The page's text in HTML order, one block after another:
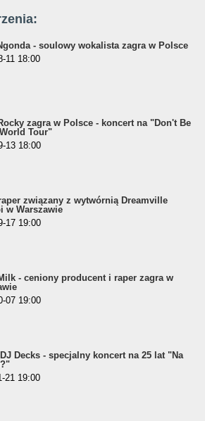
- soulowy wokalista zagra w Polsce
11 18:00
zagra w Polsce - koncert na "Don't Be
Tour"
13 18:00
związany z wytwórnią Dreamville
w Warszawie
17 19:00
- ceniony producent i raper zagra w
07 19:00
Decks - specjalny koncert na 25 lat "Na
21 19:00